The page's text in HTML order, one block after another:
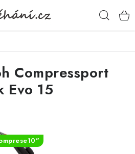
Compressport
Evo 15